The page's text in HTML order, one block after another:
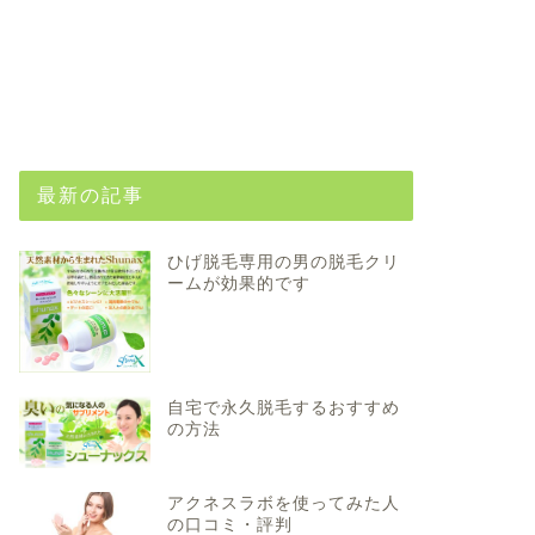
最新の記事
ひげ脱毛専用の男の脱毛クリ
ームが効果的です
自宅で永久脱毛するおすすめ
の方法
アクネスラボを使ってみた人
の口コミ・評判